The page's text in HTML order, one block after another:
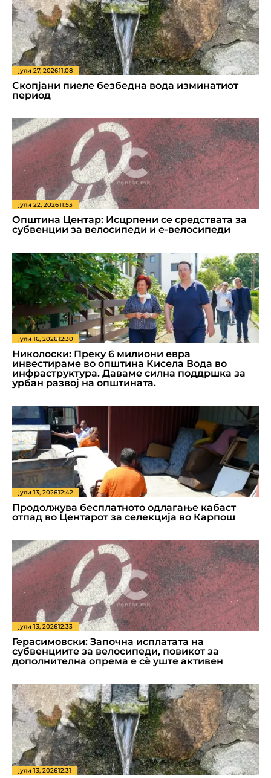
јули 27, 202611:08
Скопјани пиеле безбедна вода изминатиот
период
јули 22, 202611:53
Општина Центар: Исцрпени се средствата за
субвенции за велосипеди и е-велосипеди
јули 16, 202612:30
Николоски: Преку 6 милиони евра
инвестираме во општина Кисела Вода во
инфраструктура. Даваме силна поддршка за
урбан развој на општината.
јули 13, 202612:42
Продолжува бесплатното одлагање кабаст
отпад во Центарот за селекција во Карпош
јули 13, 202612:33
Герасимовски: Започна исплатата на
субвенциите за велосипеди, повикот за
дополнителна опрема е сè уште активен
јули 13, 202612:31